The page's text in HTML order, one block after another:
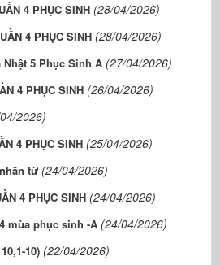
4 PHỤC SINH (28/04/2026)
4 PHỤC SINH (28/04/2026)
Nhật 5 Phục Sinh A (27/04/2026)
4 PHỤC SINH (26/04/2026)
2026)
4 PHỤC SINH (25/04/2026)
từ (24/04/2026)
4 PHỤC SINH (24/04/2026)
mùa phục sinh -A (24/04/2026)
10) (22/04/2026)